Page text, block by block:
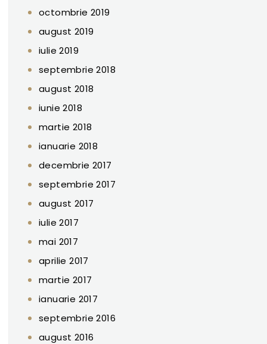
octombrie 2019
august 2019
iulie 2019
septembrie 2018
august 2018
iunie 2018
martie 2018
ianuarie 2018
decembrie 2017
septembrie 2017
august 2017
iulie 2017
mai 2017
aprilie 2017
martie 2017
ianuarie 2017
septembrie 2016
august 2016